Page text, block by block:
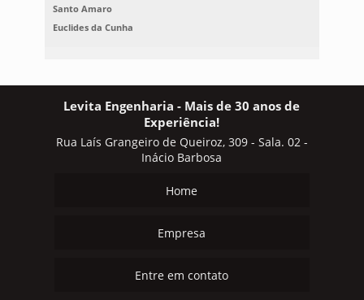
Santo Amaro
Euclides da Cunha
Levita Engenharia - Mais de 30 anos de
Experiência!
Rua Laís Grangeiro de Queiroz, 309 - Sala. 02 -
Inácio Barbosa
Home
Empresa
Entre em contato